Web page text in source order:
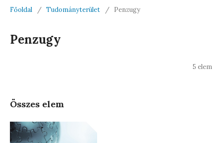
Főoldal / Tudományterület / Penzugy
Penzugy
5 elem
Összes elem